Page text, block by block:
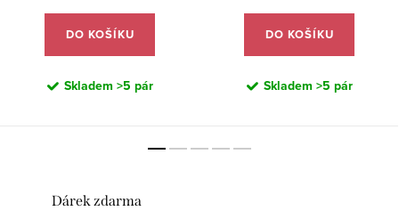
DO KOŠÍKU
Skladem >5 pár
DO KOŠÍKU
Skladem >5 pár
Dárek zdarma